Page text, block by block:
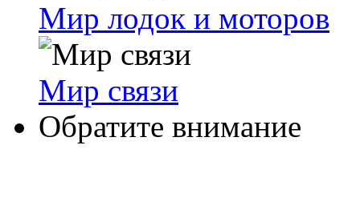
Мир лодок и моторов
Мир связи
Обратите внимание